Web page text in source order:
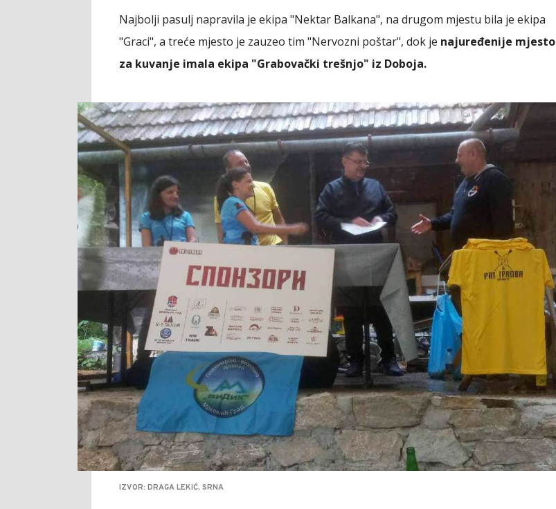
Najbolji pasulj napravila je ekipa "Nektar Balkana", na drugom mjestu bila je ekipa
"Graci", a treće mjesto je zauzeo tim "Nervozni poštar", dok je najuređenije mjesto
za kuvanje imala ekipa "Grabovački trešnjo" iz Doboja.
IZVOR: DRAGA LEKIĆ, SRNA